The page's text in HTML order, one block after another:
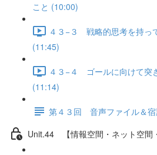
こと (10:00)
４３−３ 戦略的思考を持っ
(11:45)
４３−４ ゴールに向けて突
(11:14)
第４３回 音声ファイル＆宿
Unit.44 【情報空間・ネット空間